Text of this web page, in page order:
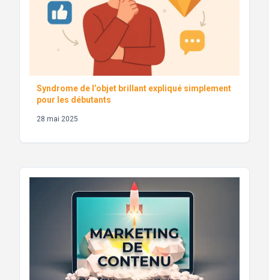
Syndrome de l’objet brillant expliqué simplement
pour les débutants
28 mai 2025